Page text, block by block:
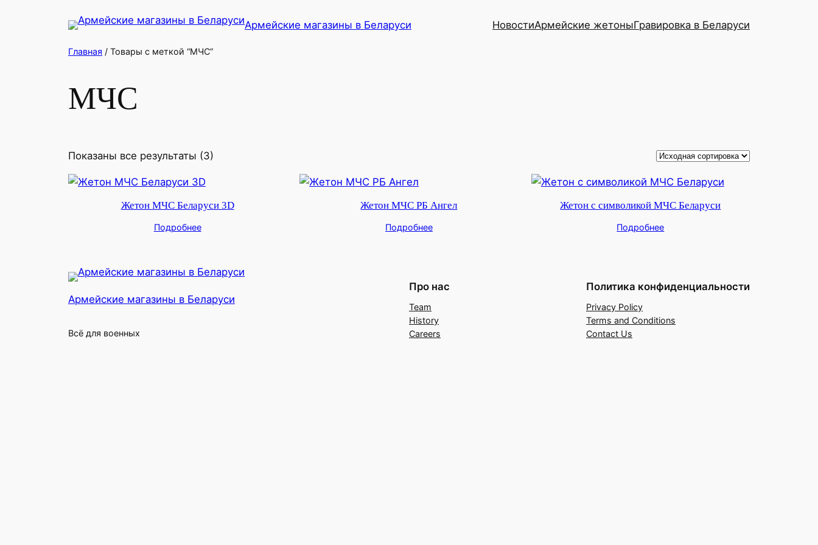
Армейские магазины в Беларуси НовостиАрмейские жетоныГравировка в Беларуси
Главная / Товары с меткой “МЧС”
МЧС
Показаны все результаты (3)
Жетон МЧС Беларуси 3D
Подробнее
Жетон МЧС РБ Ангел
Подробнее
Жетон с символикой МЧС Беларуси
Подробнее
Армейские магазины в Беларуси
Всё для военных
Про нас
Team
History
Careers
Политика конфиденциальности
Privacy Policy
Terms and Conditions
Contact Us